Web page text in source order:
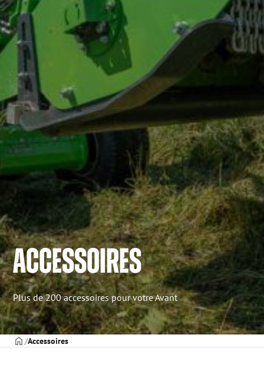
ACCESSOIRES
Plus de 200 accessoires pour votre Avant
PAGE DE COUVERTURE
Accessoires